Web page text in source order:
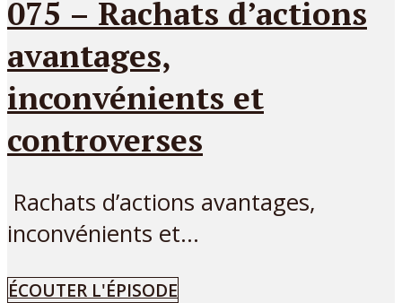
075 – Rachats d’actions
avantages,
inconvénients et
controverses
Rachats d’actions avantages,
inconvénients et...
ÉCOUTER L'ÉPISODE